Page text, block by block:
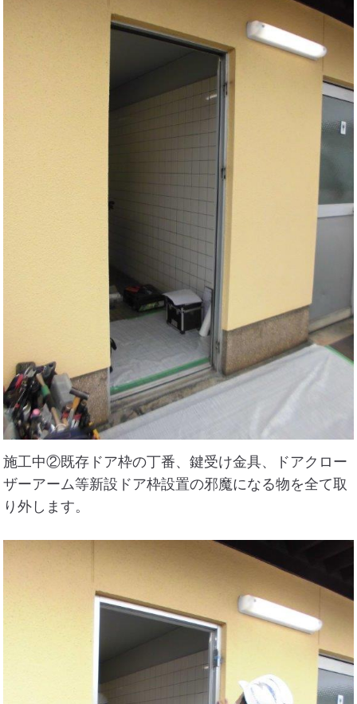
施工中②既存ドア枠の丁番、鍵受け金具、ドアクロー
ザーアーム等新設ドア枠設置の邪魔になる物を全て取
り外します。